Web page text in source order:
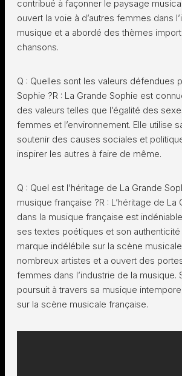
contribué à façonner le paysage
ouvert la voie à d’autres femmes dans
musique et a abordé des thèmes
chansons.
Q : Quelles sont les valeurs défendues
Sophie ?R : La Grande Sophie est
des valeurs telles que l’égalité des
femmes et l’environnement. Elle utilise
soutenir des causes sociales et
inspirer les autres à faire de même.
Q : Quel est l’héritage de La Grande
musique française ?R : L’héritage de La
dans la musique française est
ses textes poétiques et son
marque indélébile sur la scène
nombreux artistes et a ouvert des
femmes dans l’industrie de la musique.
poursuit à travers sa musique
sur la scène musicale française.